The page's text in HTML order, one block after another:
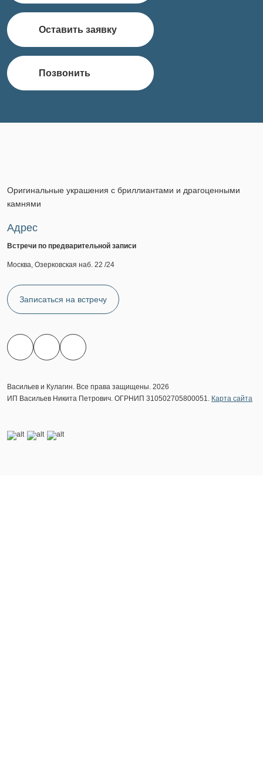
Оставить заявку
Позвонить
Оригинальные украшения с бриллиантами и драгоценными
камнями
Адрес
Встречи по предварительной записи
Москва, Озерковская наб. 22 /24
Записаться на встречу
Васильев и Кулагин. Все права защищены. 2026
ИП Васильев Никита Петрович. ОГРНИП 310502705800051. Карта сайта